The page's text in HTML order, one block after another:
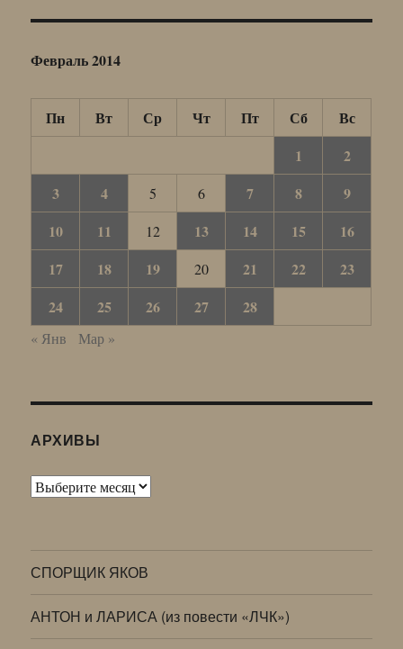
Февраль 2014
Пн Вт Ср Чт Пт Сб
Вс
1
2
3
4 5 6 7 8
9
10
11 12 13 14 15
16
17
18 19 20 21 22
23
24
25 26 27 28
« Янв Мар »
АРХИВЫ
Архивы
СПОРЩИК ЯКОВ
АНТОН и ЛАРИСА (из повести «ЛЧК»)